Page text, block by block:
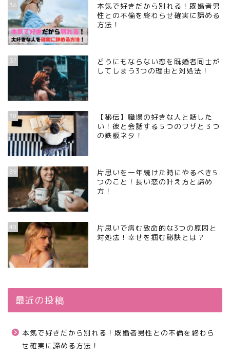
36
本気で好きだから別れる！既婚者男
性との不倫を終わらせ確実に諦める
方法！
37
どうにもならない恋を既婚者同士が
してしまう3つの理由と対処法！
38
【秘伝】職場の好きな人と話した
い！彼と会話する５つのワザと３つ
の鉄板ネタ！
39
片思いを一年続けた時にやるべき5
つのこと！長い恋の叶え方と諦め
方！
40
片思いで病む致命的な3つの原因と
対処法！幸せを掴む秘訣とは？
最近の投稿
本気で好きだから別れる！既婚者男性との不倫を終わら
せ確実に諦める方法！